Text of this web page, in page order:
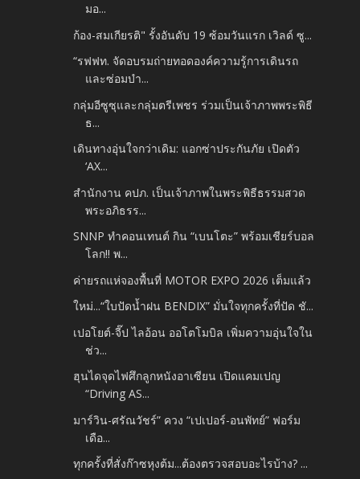
มอ...
ก้อง-สมเกียรติ" รั้งอันดับ 19 ซ้อมวันแรก เวิลด์ ซู...
“รฟฟท. จัดอบรมถ่ายทอดองค์ความรู้การเดินรถ
และซ่อมบำ...
กลุ่มอีซูซุและกลุ่มตรีเพชร ร่วมเป็นเจ้าภาพพระพิธี
ธ...
เดินทางอุ่นใจกว่าเดิม: แอกซ่าประกันภัย เปิดตัว
‘AX...
สำนักงาน คปภ. เป็นเจ้าภาพในพระพิธีธรรมสวด
พระอภิธรร...
SNNP ทำคอนเทนต์ กิน “เบนโตะ” พร้อมเชียร์บอล
โลก!! พ...
ค่ายรถแห่จองพื้นที่ MOTOR EXPO 2026 เต็มแล้ว
ใหม่...“ใบปัดน้ำฝน BENDIX” มั่นใจทุกครั้งที่ปัด ชั...
เปอโยต์-จี๊ป ไลอ้อน ออโตโมบิล เพิ่มความอุ่นใจใน
ช่ว...
ฮุนไดจุดไฟศึกลูกหนังอาเซียน เปิดแคมเปญ
“Driving AS...
มาร์วิน-ศรัณวัชร์” ควง “เปเปอร์-อนพัทย์” ฟอร์ม
เดือ...
ทุกครั้งที่สั่งก๊าซหุงต้ม...ต้องตรวจสอบอะไรบ้าง? ...